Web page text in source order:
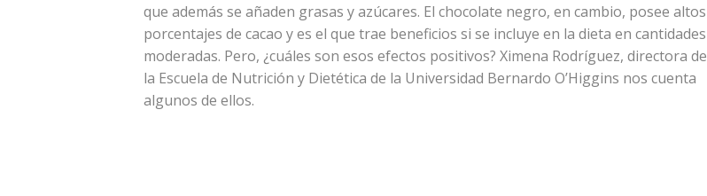
que además se añaden grasas y azúcares. El chocolate negro, en cambio, posee altos
porcentajes de cacao y es el que trae beneficios si se incluye en la dieta en cantidades
moderadas. Pero, ¿cuáles son esos efectos positivos? Ximena Rodríguez, directora de
la Escuela de Nutrición y Dietética de la Universidad Bernardo O’Higgins nos cuenta
algunos de ellos.